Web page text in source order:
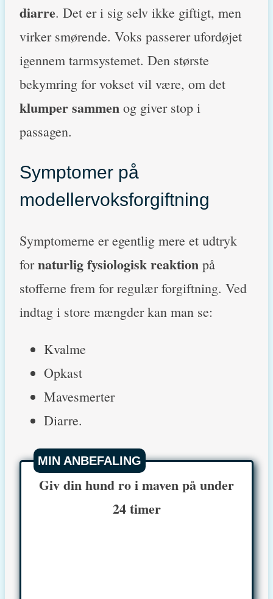
diarre. Det er i sig selv ikke giftigt, men
virker smørende. Voks passerer ufordøjet
igennem tarmsystemet. Den største
bekymring for vokset vil være, om det
klumper sammen og giver stop i
passagen.
Symptomer på
modellervoksforgiftning
Symptomerne er egentlig mere et udtryk
fornaturlig fysiologisk reaktion på
stofferne frem for regulær forgiftning. Ved
indtag i store mængder kan man se:
Kvalme
Opkast
Mavesmerter
Diarre.
MIN ANBEFALING
Giv din hund ro i maven på under
24 timer